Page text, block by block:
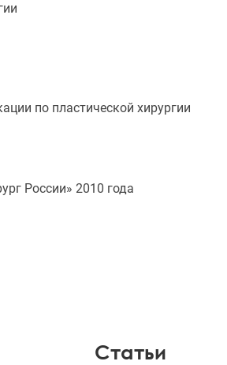
по пластической хирургии
России» 2010 года
Статьи